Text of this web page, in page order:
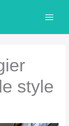
style